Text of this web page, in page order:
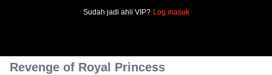
pay limit
Sudah jadi ahli VIP? Log masuk
Revenge of Royal Princess